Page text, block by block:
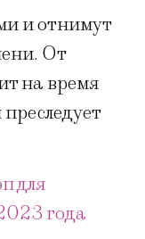
и отнимут
От
на время
для
года